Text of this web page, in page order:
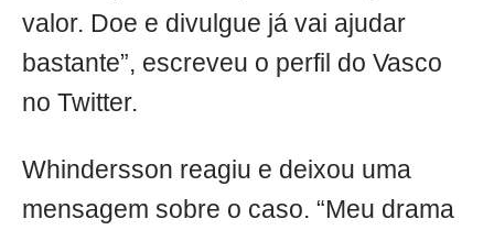
valor. Doe e divulgue já vai ajudar
bastante”, escreveu o perfil do Vasco
no Twitter.
Whindersson reagiu e deixou uma
mensagem sobre o caso. “Meu drama